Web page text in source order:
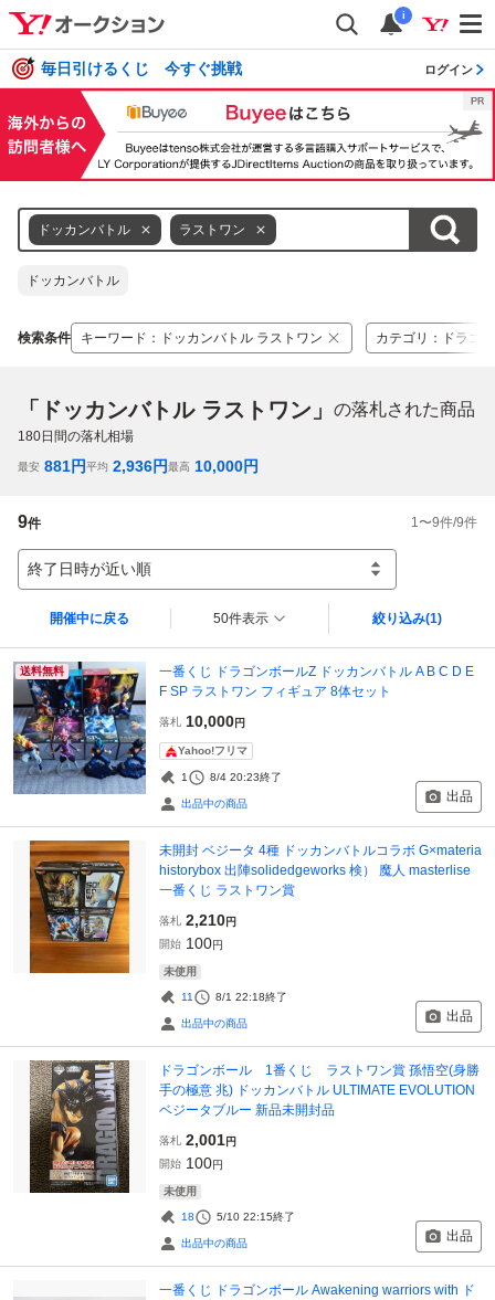
i
毎日引けるくじ 今すぐ挑戦 ログイン
ドッカンバトル ラストワン
ドッカンバトル
検索条件 キーワード ： ドッカンバトル ラストワン カテゴリ ： ドラゴ
「ドッカンバトル ラストワン」 の落札された商品
180日間の落札相場
最安 881円平均 2,936円最高 10,000円
9件 1 〜9件/9件
終了日時が近い順
開催中に戻る 50件表示 絞り込み(1)
送料無料
一番くじ ドラゴンボールZ ドッカンバトル A B C D E
F SP ラストワン フィギュア 8体セット
落札 10,000円
Yahoo!フリマ
1 8/4 20:23終了
出品中の商品 出品
未開封 ベジータ 4種 ドッカンバトルコラボ G×materia
historybox 出陣solidedgeworks 検） 魔人 masterlise
一番くじ ラストワン賞
落札 2,210円
開始 100円
未使用
11 8/1 22:18終了
出品中の商品 出品
ドラゴンボール 1番くじ ラストワン賞 孫悟空(身勝
手の極意 兆) ドッカンバトル ULTIMATE EVOLUTION
ベジータブルー 新品未開封品
落札 2,001円
開始 100円
未使用
18 5/10 22:15終了
出品中の商品 出品
一番くじ ドラゴンボール Awakening warriors with ド